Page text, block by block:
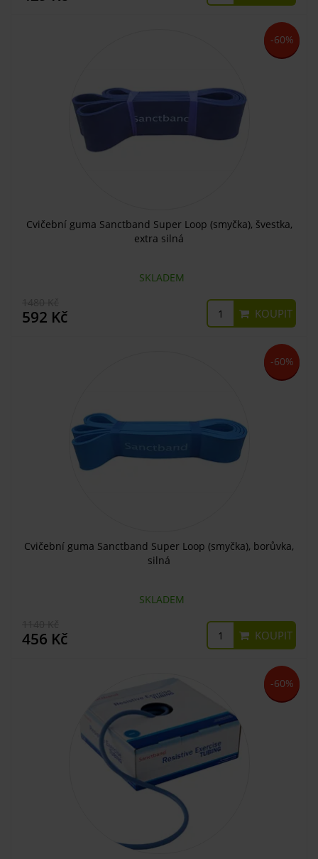
-60%
Cvičební guma Sanctband Super Loop (smyčka), švestka,
extra silná
SKLADEM
592 Kč KOUPIT
-60%
Cvičební guma Sanctband Super Loop (smyčka), borůvka,
silná
SKLADEM
456 Kč KOUPIT
-60%